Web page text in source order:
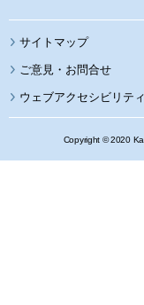
サイトマップ
ウェブアクセシビリテ
Copyright © 2020